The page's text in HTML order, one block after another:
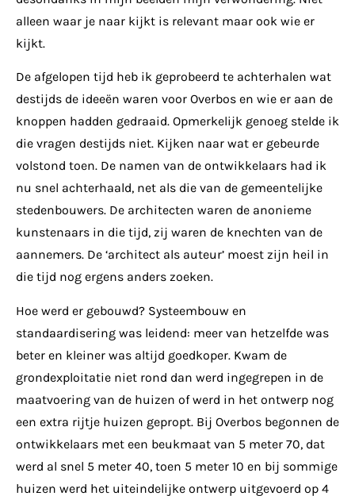
alleen waar je naar kijkt is relevant maar ook wie er
kijkt.
De afgelopen tijd heb ik geprobeerd te achterhalen wat
destijds de ideeën waren voor Overbos en wie er aan de
knoppen hadden gedraaid. Opmerkelijk genoeg stelde ik
die vragen destijds niet. Kijken naar wat er gebeurde
volstond toen. De namen van de ontwikkelaars had ik
nu snel achterhaald, net als die van de gemeentelijke
stedenbouwers. De architecten waren de anonieme
kunstenaars in die tijd, zij waren de knechten van de
aannemers. De ‘architect als auteur’ moest zijn heil in
die tijd nog ergens anders zoeken.
Hoe werd er gebouwd? Systeembouw en
standaardisering was leidend: meer van hetzelfde was
beter en kleiner was altijd goedkoper. Kwam de
grondexploitatie niet rond dan werd ingegrepen in de
maatvoering van de huizen of werd in het ontwerp nog
een extra rijtje huizen gepropt. Bij Overbos begonnen de
ontwikkelaars met een beukmaat van 5 meter 70, dat
werd al snel 5 meter 40, toen 5 meter 10 en bij sommige
huizen werd het uiteindelijke ontwerp uitgevoerd op 4